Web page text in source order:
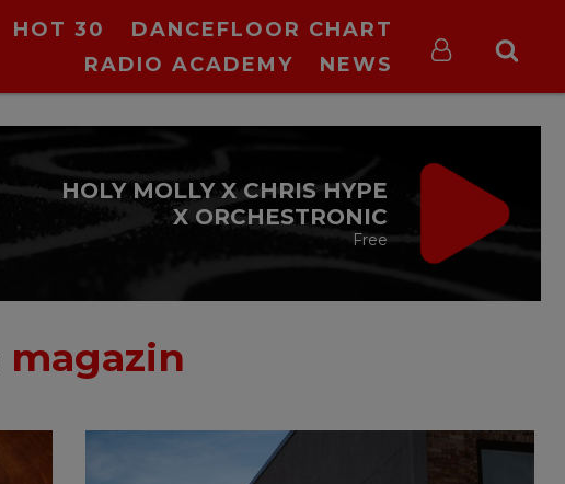
HOT 30
DANCEFLOOR CHART
RADIO ACADEMY
NEWS
MUSIC DE
WEEKEND
magazin